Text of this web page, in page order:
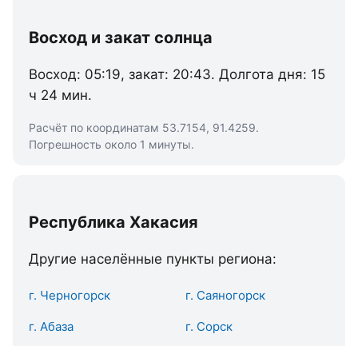
Восход и закат солнца
Восход: 05:19, закат: 20:43. Долгота дня: 15
ч 24 мин.
Расчёт по координатам 53.7154, 91.4259.
Погрешность около 1 минуты.
Республика Хакасия
Другие населённые пункты региона:
г. Черногорск г. Саяногорск
г. Абаза г. Сорск